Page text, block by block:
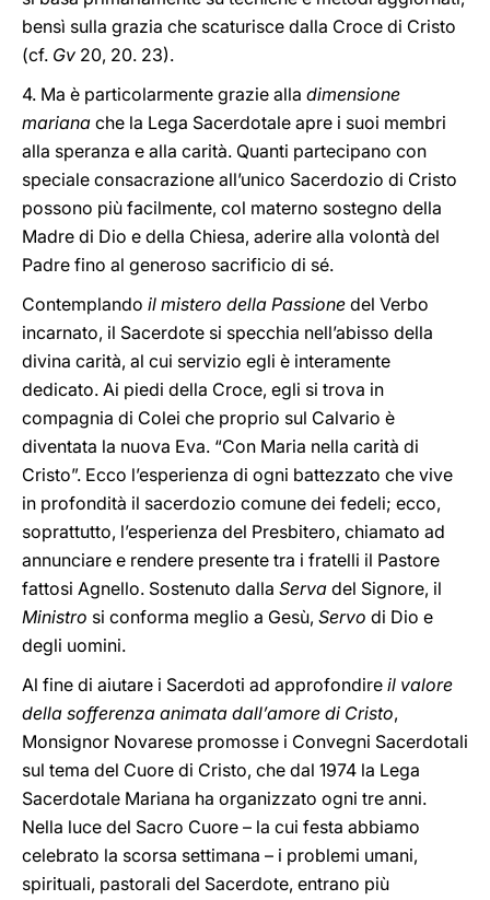
bensì sulla grazia che scaturisce dalla Croce di Cristo
(cf. Gv 20, 20. 23).
4. Ma è particolarmente grazie alla dimensione
mariana che la Lega Sacerdotale apre i suoi membri
alla speranza e alla carità. Quanti partecipano con
speciale consacrazione all’unico Sacerdozio di Cristo
possono più facilmente, col materno sostegno della
Madre di Dio e della Chiesa, aderire alla volontà del
Padre fino al generoso sacrificio di sé.
Contemplando il mistero della Passione del Verbo
incarnato, il Sacerdote si specchia nell’abisso della
divina carità, al cui servizio egli è interamente
dedicato. Ai piedi della Croce, egli si trova in
compagnia di Colei che proprio sul Calvario è
diventata la nuova Eva. “Con Maria nella carità di
Cristo”. Ecco l’esperienza di ogni battezzato che vive
in profondità il sacerdozio comune dei fedeli; ecco,
soprattutto, l’esperienza del Presbitero, chiamato ad
annunciare e rendere presente tra i fratelli il Pastore
fattosi Agnello. Sostenuto dalla Serva del Signore, il
Ministro si conforma meglio a Gesù, Servo di Dio e
degli uomini.
Al fine di aiutare i Sacerdoti ad approfondire il valore
della sofferenza animata dall’amore di Cristo,
Monsignor Novarese promosse i Convegni Sacerdotali
sul tema del Cuore di Cristo, che dal 1974 la Lega
Sacerdotale Mariana ha organizzato ogni tre anni.
Nella luce del Sacro Cuore – la cui festa abbiamo
celebrato la scorsa settimana – i problemi umani,
spirituali, pastorali del Sacerdote, entrano più